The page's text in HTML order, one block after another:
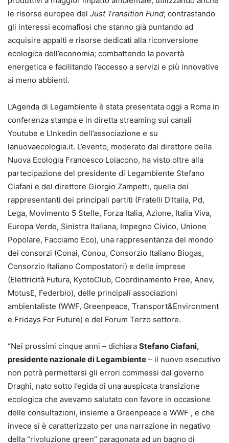
le risorse europee del Just Transition Fund; contrastando
gli interessi ecomafiosi che stanno già puntando ad
acquisire appalti e risorse dedicati alla riconversione
ecologica dell’economia; combattendo la povertà
energetica e facilitando l’accesso a servizi e più innovative
ai meno abbienti.
L’Agenda di Legambiente è stata presentata oggi a Roma in
conferenza stampa e in diretta streaming sui canali
Youtube e LInkedin dell’associazione e su
lanuovaecologia.it. L’evento, moderato dal direttore della
Nuova Ecologia Francesco Loiacono, ha visto oltre alla
partecipazione del presidente di Legambiente Stefano
Ciafani e del direttore Giorgio Zampetti, quella dei
rappresentanti dei principali partiti (Fratelli D’Italia, Pd,
Lega, Movimento 5 Stelle, Forza Italia, Azione, Italia Viva,
Europa Verde, Sinistra Italiana, Impegno Civico, Unione
Popolare, Facciamo Eco), una rappresentanza del mondo
dei consorzi (Conai, Conou, Consorzio Italiano Biogas,
Consorzio Italiano Compostatori) e delle imprese
(Elettricità Futura, KyotoClub, Coordinamento Free, Anev,
MotusE, Federbio), delle principali associazioni
ambientaliste (WWF, Greenpeace, Transport&Environment
e Fridays For Future) e del Forum Terzo settore.
“Nei prossimi cinque anni – dichiara Stefano Ciafani,
presidente nazionale di Legambiente – il nuovo esecutivo
non potrà permettersi gli errori commessi dal governo
Draghi, nato sotto l’egida di una auspicata transizione
ecologica che avevamo salutato con favore in occasione
delle consultazioni, insieme a Greenpeace e WWF , e che
invece si è caratterizzato per una narrazione in negativo
della “rivoluzione green” paragonata ad un bagno di